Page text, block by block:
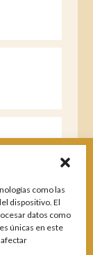
como las
dispositivo. El
datos como
únicas en este